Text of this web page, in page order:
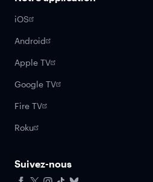
iOS
Android
Apple TV
Google TV
Fire TV
Roku
Suivez-nous